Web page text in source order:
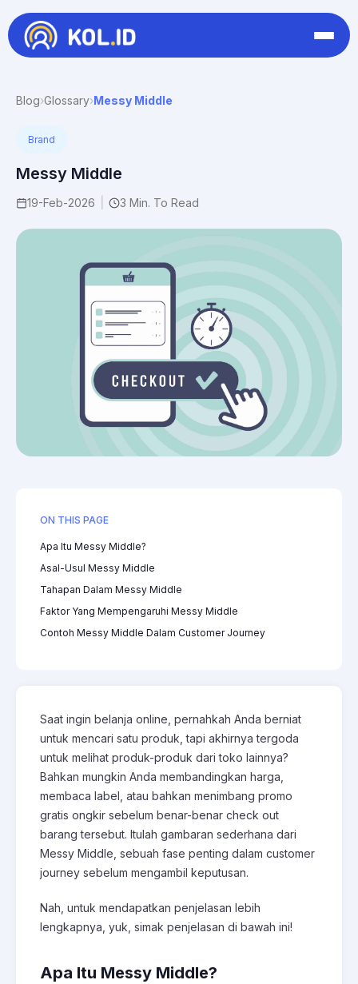
Blog›Glossary›Messy Middle
Brand
Messy Middle
19-Feb-2026 3 Min. To Read
ON THIS PAGE
Apa Itu Messy Middle?
Asal-Usul Messy Middle
Tahapan Dalam Messy Middle
Faktor Yang Mempengaruhi Messy Middle
Contoh Messy Middle Dalam Customer Journey
Saat ingin belanja online, pernahkah Anda berniat
untuk mencari satu produk, tapi akhirnya tergoda
untuk melihat produk-produk dari toko lainnya?
Bahkan mungkin Anda membandingkan harga,
membaca label, atau bahkan menimbang promo
gratis ongkir sebelum benar-benar check out
barang tersebut. Itulah gambaran sederhana dari
Messy Middle, sebuah fase penting dalam customer
journey sebelum mengambil keputusan.
Nah, untuk mendapatkan penjelasan lebih
lengkapnya, yuk, simak penjelasan di bawah ini!
Apa Itu Messy Middle?